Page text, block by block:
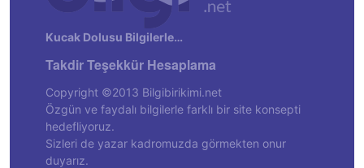
Kucak Dolusu Bilgilerle…
Takdir Teşekkür Hesaplama
Copyright ©2013 Bilgibirikimi.net
Özgün ve faydalı bilgilerle farklı bir site konsepti
hedefliyoruz.
Sizleri de yazar kadromuzda görmekten onur
duyarız.